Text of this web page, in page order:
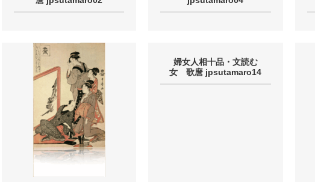
婦女人相十品・文読む
女 歌麿 jpsutamaro14